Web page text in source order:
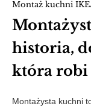
Montaż kuchni
historia,
która
Montażysta kuchni